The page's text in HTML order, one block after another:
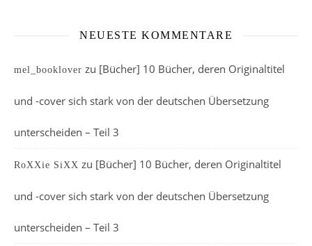
NEUESTE KOMMENTARE
mel_booklover zu [Bücher] 10 Bücher, deren Originaltitel
und -cover sich stark von der deutschen Übersetzung
unterscheiden – Teil 3
RoXXie SiXX zu [Bücher] 10 Bücher, deren Originaltitel
und -cover sich stark von der deutschen Übersetzung
unterscheiden – Teil 3